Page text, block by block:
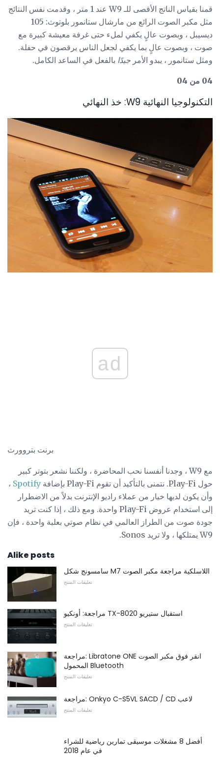
قمنا بقياس الناتج الأقصى للـ W9 عند 1 متر ، وقدمت نفس النتائج
مثل مكبر الصوت الرائع من مارشال ستانمور بلوتوث: 105
ديسيبل ، وبصوت عالٍ يكفي لملء حتى غرفة معيشة كبيرة مع
صوت ، وبصوت عالٍ بما يكفي لجعل الناس يرقصون في حفلة.
ومثل ستانمور ، يبدو الأمر جيدًا بالفعل في الساعد الكامل.
04 من 04
التكنولوجيا النهائية W9: خذ النهائي
ad
برنت بتروورث
مع W9 ، وجدنا أنفسنا نحب المحاضرة ، ولكننا نشعر بتوتر كبير
حول Play-Fi. نتمنى بالتأكيد أن تقوم Play-Fi بإضافة
Spotify ،
وأن يكون لديها خيار من عملاء راديو الإنترنت بدلاً من الاضطرار
إلى استخدام عروض Play-Fi واحدة. ومع ذلك ، إذا كنت تريد
جودة صوت من الطراز العالمي في نظام صوتي بعلبة واحدة ، فإن
W9 يمتلكها ، ولا تريد Sonos.
Alike posts
سامسونج شكل M7 اللاسلكية مراجعة مكبر الصوت
تعليقات المنتج
مراجعة: أونكيو TX-8020 استقبال ستيريو
تعليقات المنتج
مراجعة: Libratone ONE انقر فوق مكبر الصوت
المحمول Bluetooth
تعليقات المنتج
مراجعة: Onkyo C-S5VL SACD / CD لاعب
تعليقات المنتج
أفضل 8 مشغلات موسيقى تمارين رياضية للشراء
في عام 2018